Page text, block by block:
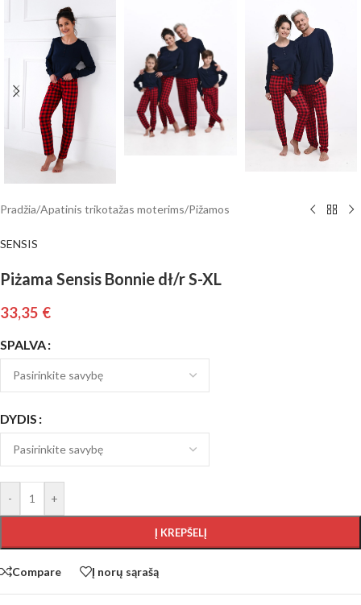
Pradžia/Apatinis trikotažas moterims/Pižamos
SENSIS
Piżama Sensis Bonnie dł/r S-XL
33,35 €
SPALVA
DYDIS
- +
Į KREPŠELĮ
Compare Į norų sąrašą